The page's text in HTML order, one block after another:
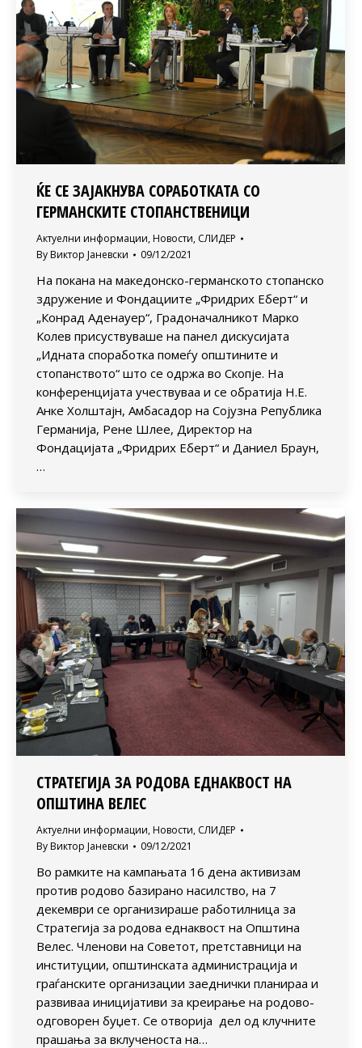
ЌЕ СЕ ЗАЈАКНУВА СОРАБОТКАТА СО
ГЕРМАНСКИТЕ СТОПАНСТВЕНИЦИ
Актуелни информации, Новости, СЛИДЕР
By Виктор Јаневски 09/12/2021
На покана на македонско-германското стопанско
здружение и Фондациите „Фридрих Еберт“ и
„Конрад Аденауер“, Градоначалникот Марко
Колев присуствуваше на панел дискусијата
„Идната споработка помеѓу општините и
стопанството“ што се одржа во Скопје. На
конференцијата учествуваа и се обратија Н.Е.
Анке Холштајн, Амбасадор на Сојузна Република
Германија, Рене Шлее, Директор на
Фондацијата „Фридрих Еберт“ и Даниел Браун,
…
СТРАТЕГИЈА ЗА РОДОВА ЕДНАКВОСТ НА
ОПШТИНА ВЕЛЕС
Актуелни информации, Новости, СЛИДЕР
By Виктор Јаневски 09/12/2021
Во рамките на кампањата 16 дена активизам
против родово базирано насилство, на 7
декември се организираше работилница за
Стратегија за родова еднаквост на Општина
Велес. Членови на Советот, претставници на
институции, општинската администрација и
граѓанските организации заеднички планираа и
развиваа иницијативи за креирање на родово-
одговорен буџет. Се отворија дел од клучните
прашања за вклученоста на…